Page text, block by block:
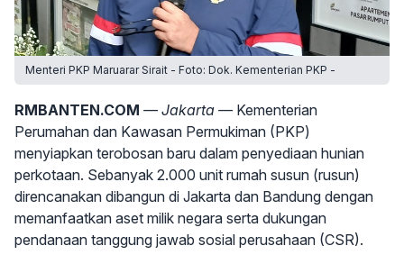
Menteri PKP Maruarar Sirait - Foto: Dok. Kementerian PKP -
RMBANTEN.COM — Jakarta — Kementerian
Perumahan dan Kawasan Permukiman (PKP)
menyiapkan terobosan baru dalam penyediaan hunian
perkotaan. Sebanyak 2.000 unit rumah susun (rusun)
direncanakan dibangun di Jakarta dan Bandung dengan
memanfaatkan aset milik negara serta dukungan
pendanaan tanggung jawab sosial perusahaan (CSR).